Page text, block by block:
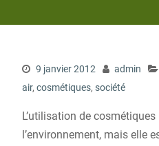
9 janvier 2012 admin
air, cosmétiques, société
L’utilisation de
l’environnement, mais elle